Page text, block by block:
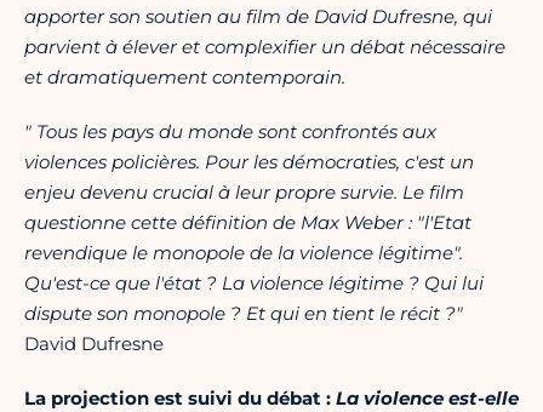
apporter son soutien au film de David Dufresne, qui
parvient à élever et complexifier un débat nécessaire
et dramatiquement contemporain.
" Tous les pays du monde sont confrontés aux
violences policières. Pour les démocraties, c'est un
enjeu devenu crucial à leur propre survie. Le film
questionne cette définition de Max Weber : "l'Etat
revendique le monopole de la violence légitime".
Qu'est-ce que l'état ? La violence légitime ? Qui lui
dispute son monopole ? Et qui en tient le récit ?"
David Dufresne
La projection est suivi du débat : La violence est-elle